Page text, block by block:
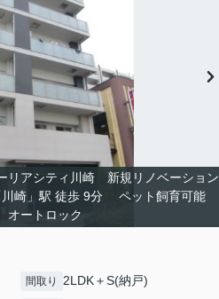
リアシティ川崎 新規リノベーション
崎」駅 徒歩 9分 ペット飼育可能
ートロック
間取り 2LDK＋S(納戸)